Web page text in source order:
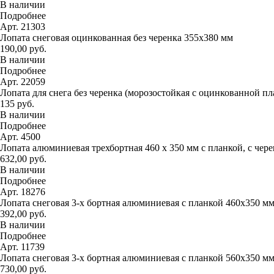
В наличии
Подробнее
Арт. 21303
Лопата снеговая оцинкованная без черенка 355х380 мм
190,00 руб.
В наличии
Подробнее
Арт. 22059
Лопата для снега без черенка (морозостойкая с оцинкованной
135 руб.
В наличии
Подробнее
Арт. 4500
Лопата алюминиевая трехбортная 460 х 350 мм с планкой, с
632,00 руб.
В наличии
Подробнее
Арт. 18276
Лопата снеговая 3-х бортная алюминиевая с планкой 460х350 мм
392,00 руб.
В наличии
Подробнее
Арт. 11739
Лопата снеговая 3-х бортная алюминиевая с планкой 560х350 мм
730,00 руб.